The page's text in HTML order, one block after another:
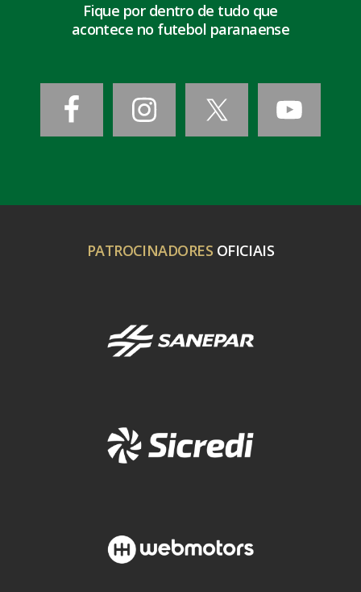
Fique por dentro de tudo que
acontece no futebol paranaense
PATROCINADORES OFICIAIS